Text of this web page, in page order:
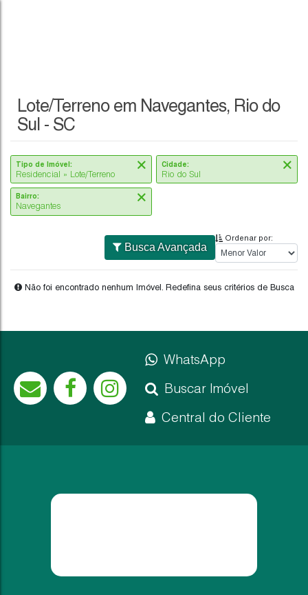
Lote/Terreno em Navegantes, Rio do
Sul - SC
Tipo de Imóvel:
Residencial » Lote/Terreno
Cidade:
Bairro:
Busca Avançada
Ordenar por:
Não foi encontrado nenhum Imóvel. Redefina seus
WhatsApp
Buscar Imóvel
Central do Cliente